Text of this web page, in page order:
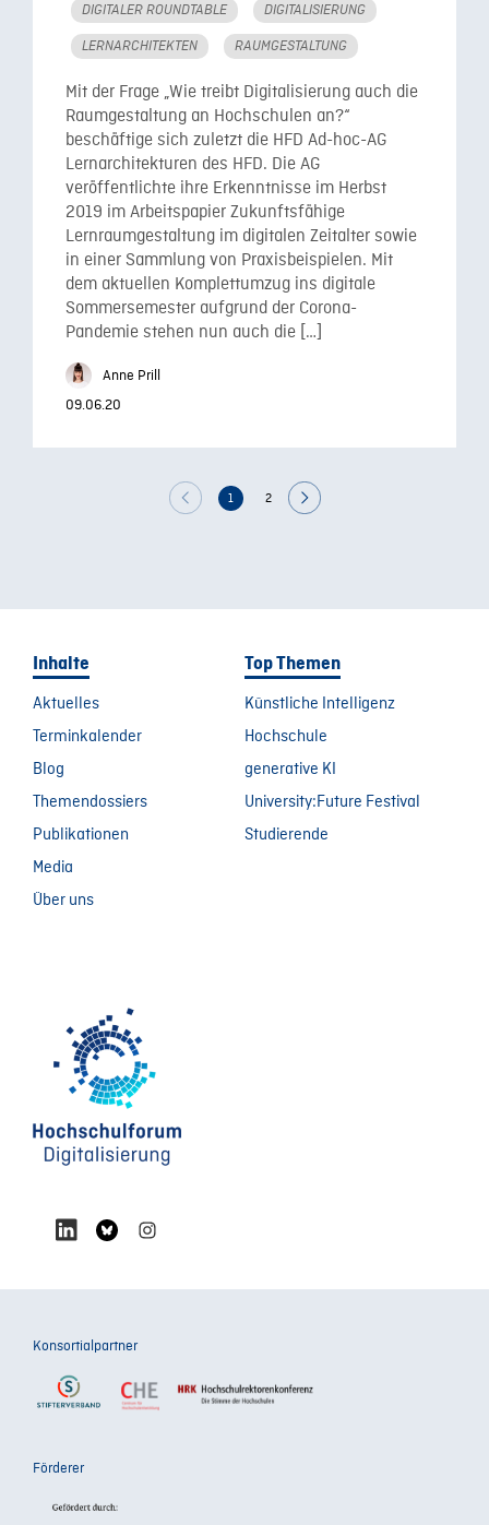
DIGITALER ROUNDTABLE DIGITALISIERUNG
LERNARCHITEKTEN RAUMGESTALTUNG
Mit der Frage „Wie treibt Digitalisierung auch die
Raumgestaltung an Hochschulen an?“
beschäftige sich zuletzt die HFD Ad-hoc-AG
Lernarchitekturen des HFD. Die AG
veröffentlichte ihre Erkenntnisse im Herbst
2019 im Arbeitspapier Zukunftsfähige
Lernraumgestaltung im digitalen Zeitalter sowie
in einer Sammlung von Praxisbeispielen. Mit
dem aktuellen Komplettumzug ins digitale
Sommersemester aufgrund der Corona-
Pandemie stehen nun auch die […]
Anne Prill
09.06.20
1 2
Inhalte
Aktuelles
Terminkalender
Blog
Themendossiers
Publikationen
Media
Über uns
Top Themen
Künstliche Intelligenz
Hochschule
generative KI
University:Future Festival
Studierende
Konsortialpartner
Förderer